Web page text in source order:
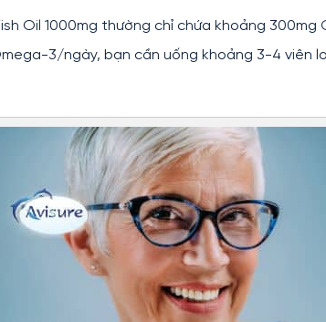
Oil 1000mg thường chỉ chứa khoảng 300mg
3/ngày, bạn cần uống khoảng 3-4 viên